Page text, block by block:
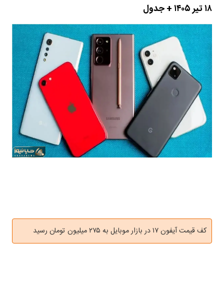
۱۸ تیر ۱۴۰۵ + جدول
کف قیمت آیفون ۱۷ در بازار موبایل به ۲۷۵ میلیون تومان رسید